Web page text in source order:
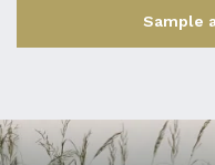
Sample